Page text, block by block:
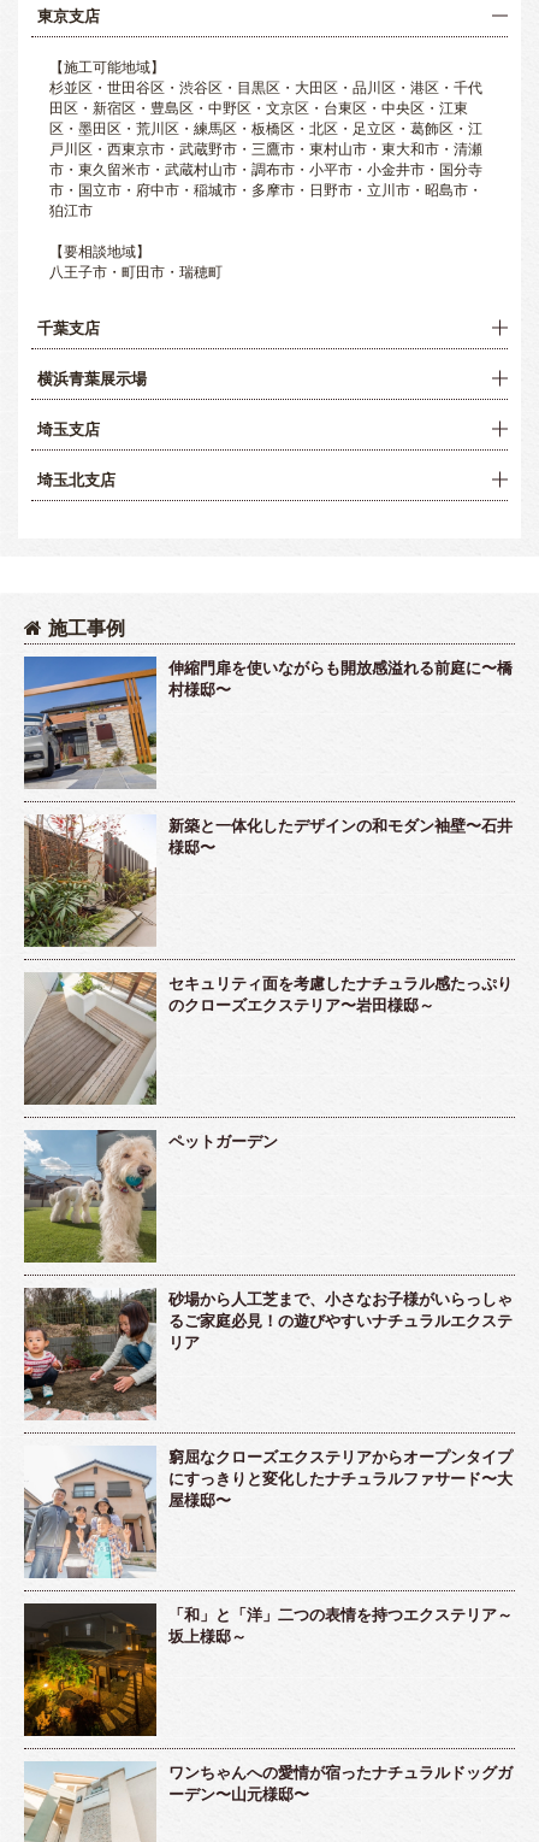
東京支店
【施工可能地域】
杉並区・世田谷区・渋谷区・目黒区・大田区・品川区・港区・千代
田区・新宿区・豊島区・中野区・文京区・台東区・中央区・江東
区・墨田区・荒川区・練馬区・板橋区・北区・足立区・葛飾区・江
戸川区・西東京市・武蔵野市・三鷹市・東村山市・東大和市・清瀬
市・東久留米市・武蔵村山市・調布市・小平市・小金井市・国分寺
市・国立市・府中市・稲城市・多摩市・日野市・立川市・昭島市・
狛江市
【要相談地域】
八王子市・町田市・瑞穂町
千葉支店
横浜青葉展示場
埼玉支店
埼玉北支店
施工事例
伸縮門扉を使いながらも開放感溢れる前庭に〜橋
村様邸〜
新築と一体化したデザインの和モダン袖壁〜石井
様邸〜
セキュリティ面を考慮したナチュラル感たっぷり
のクローズエクステリア〜岩田様邸～
ペットガーデン
砂場から人工芝まで、小さなお子様がいらっしゃ
るご家庭必見！の遊びやすいナチュラルエクステ
リア
窮屈なクローズエクステリアからオープンタイプ
にすっきりと変化したナチュラルファサード〜大
屋様邸〜
「和」と「洋」二つの表情を持つエクステリア～
坂上様邸～
ワンちゃんへの愛情が宿ったナチュラルドッグガ
ーデン〜山元様邸〜